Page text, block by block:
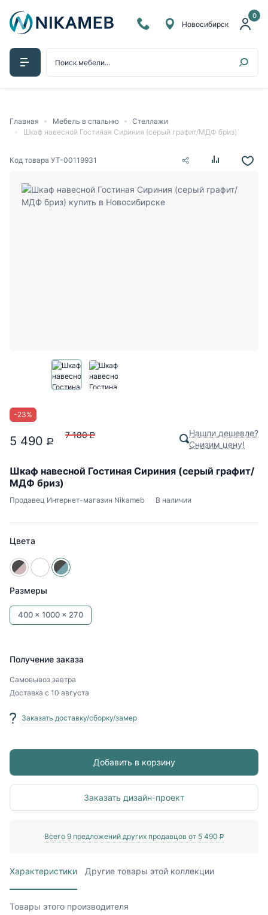
0
Новосибирск
Главная Мебель в спальню
Стеллажи
Шкаф навесной Гостиная Сириния (серый графит/МДФ бриз)
Код товара УТ-00119931
-23%
5 490 P
7 180 P
Нашли дешевле?
Снизим цену!
Шкаф навесной Гостиная Сириния (серый графит/
МДФ бриз)
Продавец Интернет-магазин Nikameb В наличии
Цвета
Размеры
400 x 1000 x 270
Получение заказа
Самовывоз завтра
Доставка с 10 августа
Заказать доставку/сборку/замер
Добавить в корзину
Заказать дизайн-проект
Всего 9 предложений других продавцов от 5 490 P
Характеристики Другие товары этой коллекции
Товары этого производителя